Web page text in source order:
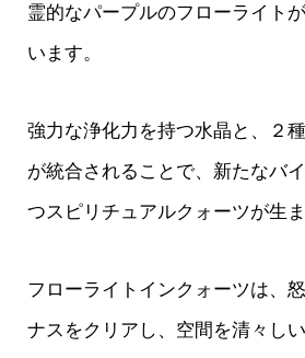
霊的なパープルのフローライト
います。
強力な浄化力を持つ水晶と、２
が統合されることで、新たなバ
つスピリチュアルクォーツが生ま
フローライトインクォーツは、
ナスをクリアし、空間を清々し